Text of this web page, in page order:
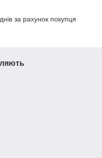
за рахунок покупця